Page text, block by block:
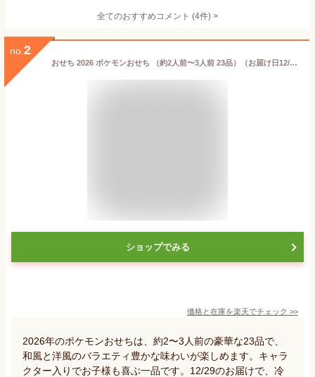
全てのおすすめコメント (4件) >
no. 2
おせち 2026 ポケモンおせち （約2人前〜3人前 23品）（お届け日12/29）メーカー直送 冷凍便 送料無料 / 和風 洋風 キャラクター 迎春 本格 おせち料理 2026年 予約 正月 お節 ソムリエ@ギフト 人気 おすすめ 御節 御節料理 福袋
ショップでみる
価格と在庫を楽天でチェック >>
2026年のポケモンおせちは、約2〜3人前の豪華な23品で、
和風と洋風のバラエティ豊かな味わいが楽しめます。キャラ
クター入りでお子様も喜ぶ一品です。12/29のお届けで、冷